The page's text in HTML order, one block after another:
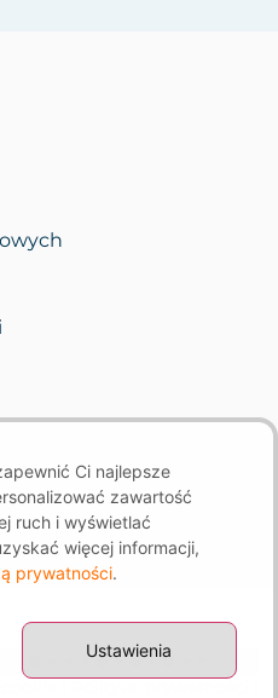
Ci najlepsze
zawartość
ruch i wyświetlać
więcej informacji,
prywatności.
Ustawienia